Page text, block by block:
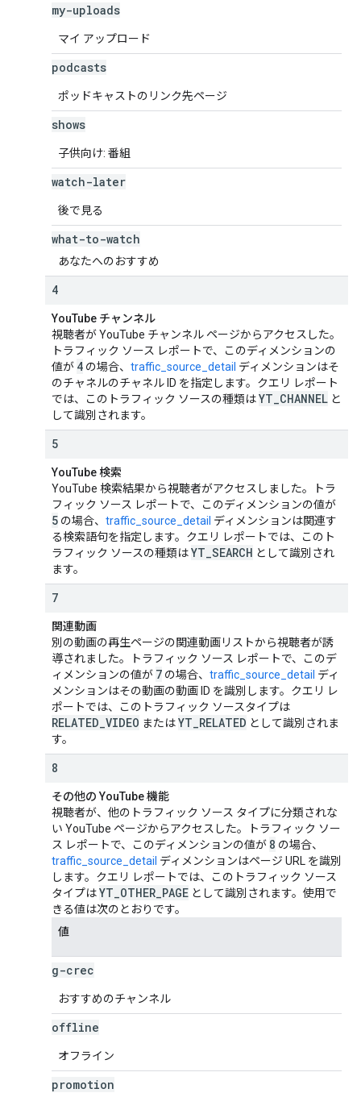
my-uploads
マイ アップロード
podcasts
ポッドキャストのリンク先ページ
shows
子供向け: 番組
watch-later
後で見る
what-to-watch
あなたへのおすすめ
4
YouTube チャンネル
視聴者が YouTube チャンネル ページからアクセスした。
トラフィック ソース レポートで、このディメンションの
値が 4 の場合、 traffic_source_detail ディメンションはそ
のチャネルのチャネル ID を指定します。クエリ レポート
では、このトラフィック ソースの種類はYT CHANNEL と
して識別されます。
5
YouTube 検索
YouTube 検索結果から視聴者がアクセスしました。トラ
フィック ソース レポートで、このディメンションの値が
5 の場合、 traffic_source_detail ディメンションは関連す
る検索語句を指定します。クエリ レポートでは、このト
ラフィック ソースの種類はYT SEARCH として識別され
ます。
7
関連動画
別の動画の再生ページの関連動画リストから視聴者が誘
導されました。トラフィック ソース レポートで、このデ
ィメンションの値が 7 の場合、 traffic_source_detail ディ
メンションはその動画の動画 ID を識別します。クエリ レ
ポートでは、このトラフィック ソースタイプは
RELATED VIDEO またはYT RELATED として識別されま
す。
8
その他の YouTube 機能
視聴者が、他のトラフィック ソース タイプに分類されな
い YouTube ページからアクセスした。トラフィック ソー
ス レポートで、このディメンションの値が 8 の場合、
traffic_source_detail ディメンションはページ URL を識別
します。クエリ レポートでは、このトラフィック ソース
タイプはYT OTHER PAGE として識別されます。使用で
きる値は次のとおりです。
値
g-crec
おすすめのチャンネル
offline
オフライン
promotion